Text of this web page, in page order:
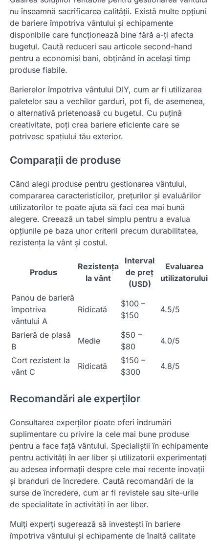
nu înseamnă sacrificarea calității. Există multe opțiuni
de bariere împotriva vântului și echipamente
disponibile care funcționează bine fără a-ți afecta
bugetul. Caută reduceri sau articole second-hand
pentru a economisi bani, obținând în același timp
produse fiabile.
Barierelor împotriva vântului DIY, cum ar fi utilizarea
paletelor sau a vechilor garduri, pot fi, de asemenea,
o alternativă prietenoasă cu bugetul. Cu puțină
creativitate, poți crea bariere eficiente care se
potrivesc spațiului tău exterior.
Comparații de produse
Când alegi produse pentru gestionarea vântului,
compararea caracteristicilor, prețurilor și evaluărilor
utilizatorilor te poate ajuta să faci cea mai bună
alegere. Creează un tabel simplu pentru a evalua
opțiunile pe baza unor criterii precum durabilitatea,
rezistența la vânt și costul.
Produs
Rezistența
la vânt
Interval
de preț
(USD)
Evaluarea
utilizatorului
Panou de barieră
împotriva
vântului A
Ridicată
$100 –
$150
4.5/5
Barieră de plasă
B
Medie
$50 –
$80
4.0/5
Cort rezistent la
vânt C
Ridicată
$150 –
$300
4.8/5
Recomandări ale experților
Consultarea experților poate oferi îndrumări
suplimentare cu privire la cele mai bune produse
pentru a face față vântului. Specialiștii în echipamente
pentru activități în aer liber și utilizatorii experimentați
au adesea informații despre cele mai recente inovații
și branduri de încredere. Caută recomandări de la
surse de încredere, cum ar fi revistele sau site-urile
de specialitate în activități în aer liber.
Mulți experți sugerează să investești în bariere
împotriva vântului și echipamente de înaltă calitate